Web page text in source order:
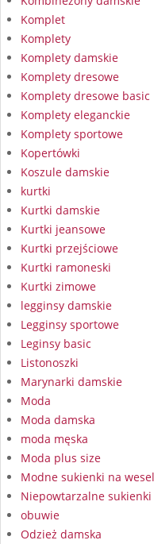
Komplet
Komplety
Komplety damskie
Komplety dresowe
Komplety dresowe basic
Komplety eleganckie
Komplety sportowe
Kopertówki
Koszule damskie
kurtki
Kurtki damskie
Kurtki jeansowe
Kurtki przejściowe
Kurtki ramoneski
Kurtki zimowe
legginsy damskie
Legginsy sportowe
Leginsy basic
Listonoszki
Marynarki damskie
Moda
Moda damska
moda męska
Moda plus size
Modne sukienki na
Niepowtarzalne
obuwie
Odzież damska